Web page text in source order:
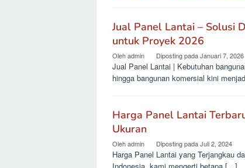
Jual Panel Lantai – Solusi
untuk Proyek 2026
Olehadmin Diposting padaJanuari 7, 2026
Jual Panel Lantai | Kebutuhan
hingga bangunan komersial kini
Harga Panel Lantai
Ukuran
Olehadmin Diposting padaJuli 2, 2024
Harga Panel Lantai yang Terjangkau